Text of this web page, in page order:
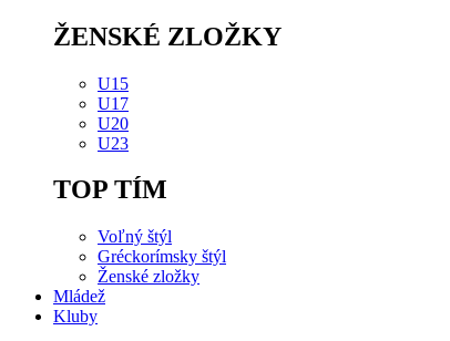
ŽENSKÉ ZLOŽKY
U15
U17
U20
U23
TOP TÍM
Voľný štýl
Gréckorímsky štýl
Ženské zložky
Mládež
Kluby